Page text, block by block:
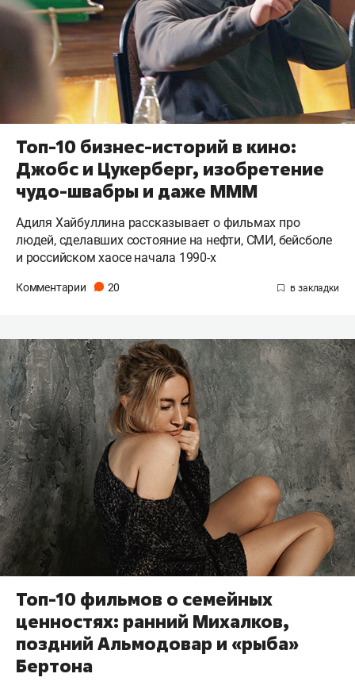
Топ-10 бизнес-историй в кино:
Джобс и Цукерберг, изобретение
чудо-швабры и даже МММ
Адиля Хайбуллина рассказывает о фильмах про
людей, сделавших состояние на нефти, СМИ, бейсболе
и российском хаосе начала 1990-х
Комментарии 20
Топ-10 фильмов о семейных
ценностях: ранний Михалков,
поздний Альмодовар и «рыба»
Бертона